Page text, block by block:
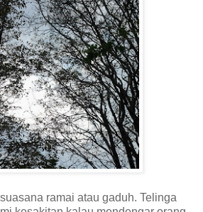
ramai atau gaduh. Telinga